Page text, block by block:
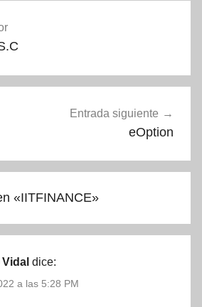
Entrada siguiente
eOption
«IITFINANCE»
dice:
a las 5:28 PM